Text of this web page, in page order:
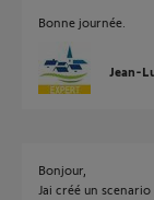
Bonne journée.
Jean-
Bonjour,
Jai créé un